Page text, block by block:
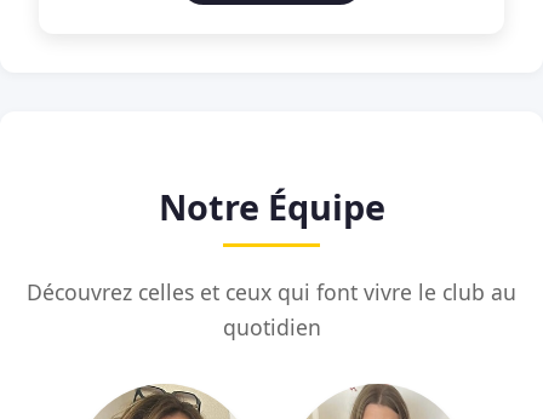
Notre Équipe
Découvrez celles et ceux qui font vivre le club au
quotidien